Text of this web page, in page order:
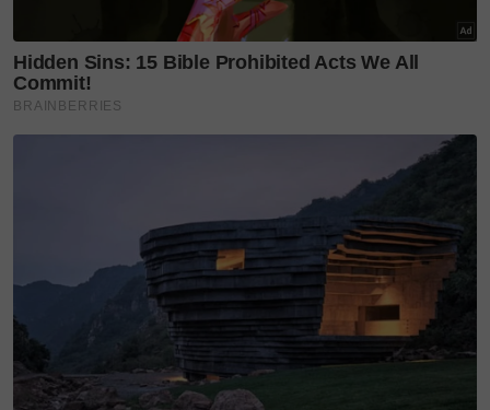
"AIM saya anggap sebagai nadi industri muzik kita.
Inilah pentas menilai prestasi muzik tanah air,
mengenal pasti penyanyi baharu berbakat serta
pencipta lagu berkualiti.